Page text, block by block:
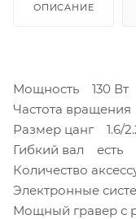
ОПИСАНИЕ
Мощность 130 Вт
Частота
Размер цанг 1.6/
Гибкий вал есть
Количество
Электронные
Мощный гравер с